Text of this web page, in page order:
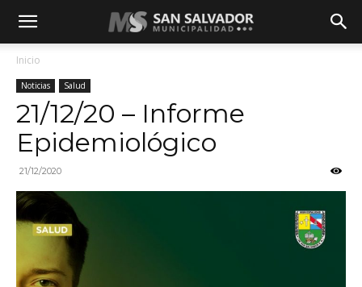
Inicio
Noticias Salud
21/12/20 – Informe
Epidemiológico
21/12/2020